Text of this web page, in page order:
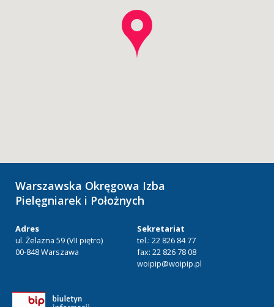
Warszawska Okręgowa Izba
Pielęgniarek i Położnych
Adres
ul. Żelazna 59 (VII piętro)
00-848 Warszawa
Sekretariat
tel.: 22 826 84 77
fax: 22 826 78 08
woipip@woipip.pl